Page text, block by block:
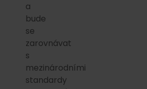
a
bude
se
zarovnávat
s
mezinárodními
standardy